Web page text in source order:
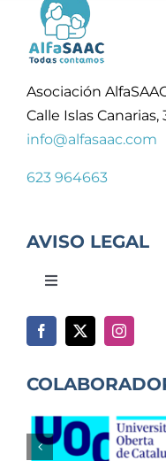
Asociación
Calle Islas
info@alfasaac.com
623 964663
AVISO LEGAL
Toggle
Política de privacidad
Aviso legal
Términos y